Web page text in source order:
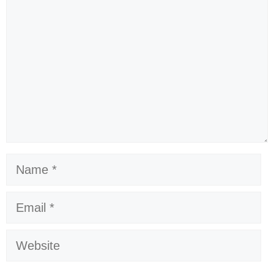
Name
Email
Website